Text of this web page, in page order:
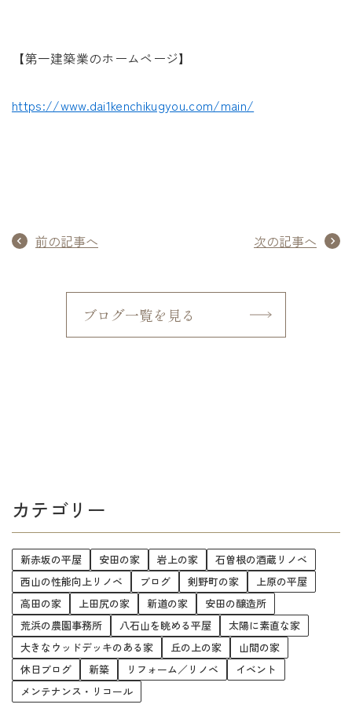
【第一建築業のホームページ】
https://www.dai1kenchikugyou.com/main/
前の記事へ 次の記事へ
ブログ一覧を見る
カテゴリー
新赤坂の平屋 安田の家 岩上の家
石曽根の酒蔵リノベ
西山の性能向上リノベ
ブログ 剣野町の家
上原の平屋
高田の家
上田尻の家 新道の家
安田の醸造所
荒浜の農園事務所
八石山を眺める平屋
太陽に素直な家
大きなウッドデッキのある家
丘の上の家
山間の家
休日ブログ
新築 リフォーム／リノベ
イベント
メンテナンス・リコール